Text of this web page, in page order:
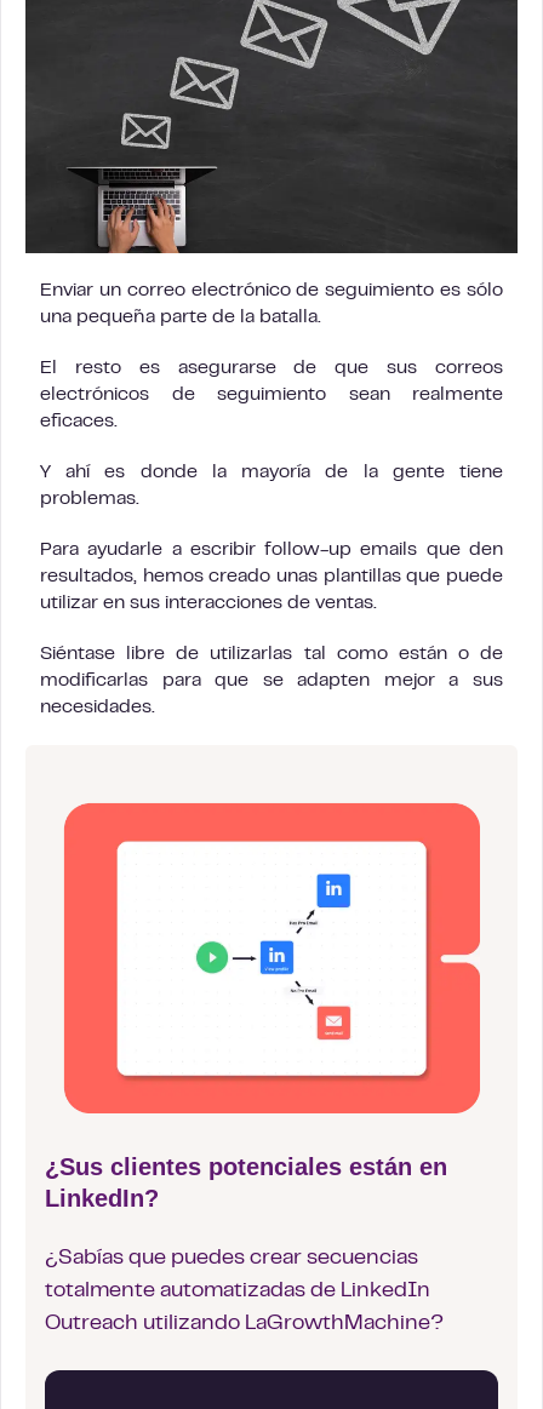
Enviar un correo electrónico de seguimiento es sólo
una pequeña parte de la batalla.
El resto es asegurarse de que sus correos
electrónicos de seguimiento sean realmente
eficaces.
Y ahí es donde la mayoría de la gente tiene
problemas.
Para ayudarle a escribir follow-up emails que den
resultados, hemos creado unas plantillas que puede
utilizar en sus interacciones de ventas.
Siéntase libre de utilizarlas tal como están o de
modificarlas para que se adapten mejor a sus
necesidades.
¿Sus clientes potenciales están en
LinkedIn?
¿Sabías que puedes crear secuencias
totalmente automatizadas de LinkedIn
Outreach utilizando LaGrowthMachine?